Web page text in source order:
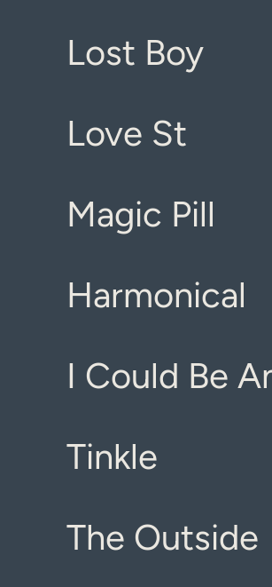
Lost Boy
Love St
Magic Pill
Harmonical
I Could Be
Tinkle
The Outside